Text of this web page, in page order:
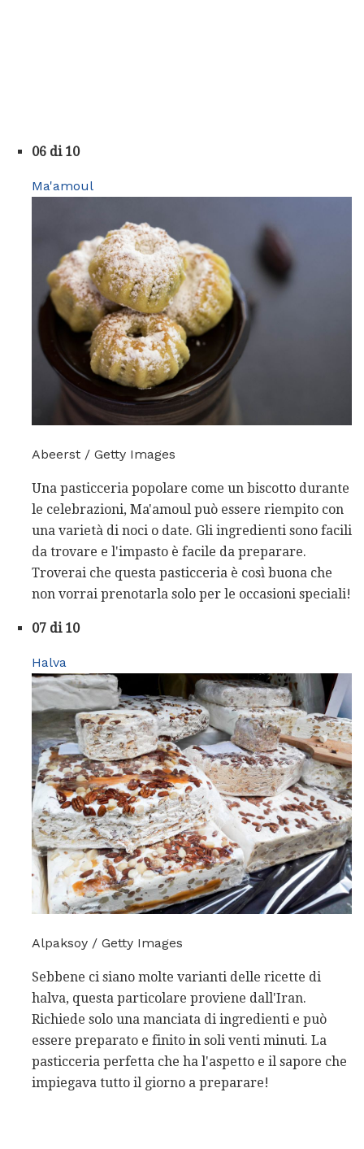
06 di 10
Ma'amoul
Abeerst / Getty Images
Una pasticceria popolare come un biscotto durante
le celebrazioni, Ma'amoul può essere riempito con
una varietà di noci o date. Gli ingredienti sono facili
da trovare e l'impasto è facile da preparare.
Troverai che questa pasticceria è così buona che
non vorrai prenotarla solo per le occasioni speciali!
07 di 10
Halva
Alpaksoy / Getty Images
Sebbene ci siano molte varianti delle ricette di
halva, questa particolare proviene dall'Iran.
Richiede solo una manciata di ingredienti e può
essere preparato e finito in soli venti minuti. La
pasticceria perfetta che ha l'aspetto e il sapore che
impiegava tutto il giorno a preparare!